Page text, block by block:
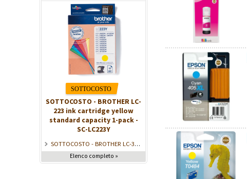
SOTTOCOSTO - BROTHER LC-
223 ink cartridge yellow
standard capacity 1-pack -
SC-LC223Y
SOTTOCOSTO - BROTHER LC-3217BK Ink Black (550 pages) - SC-LC3217BK
Elenco completo »